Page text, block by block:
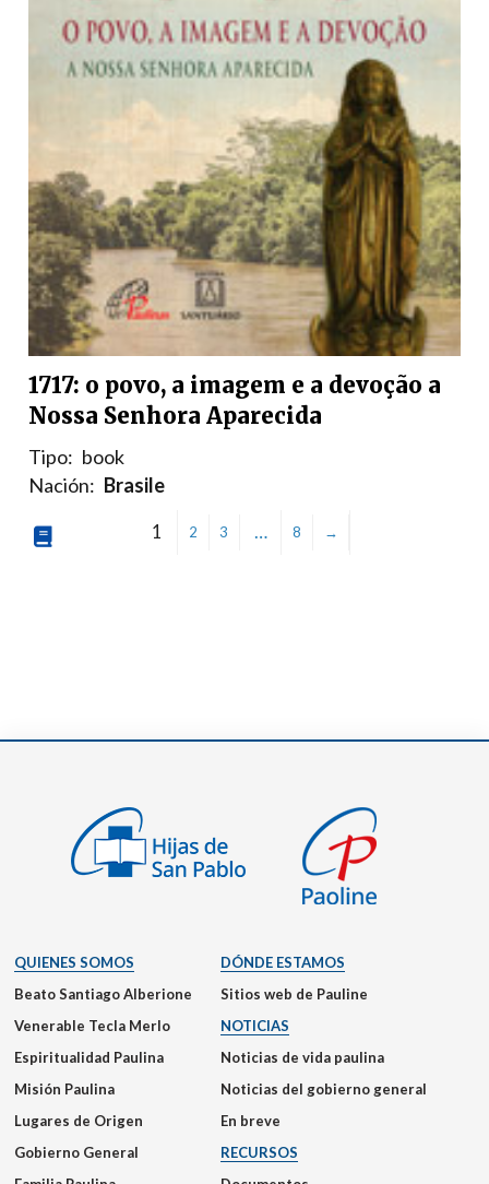
1717: o povo, a imagem e a devoção a
Nossa Senhora Aparecida
Tipo: book
Nación: Brasile
1 2 3 … 8 →
QUIENES SOMOS
Beato Santiago Alberione
Venerable Tecla Merlo
Espiritualidad Paulina
Misión Paulina
Lugares de Origen
Gobierno General
DÓNDE ESTAMOS
Sitios web de Pauline
NOTICIAS
Noticias de vida paulina
Noticias del gobierno general
En breve
RECURSOS